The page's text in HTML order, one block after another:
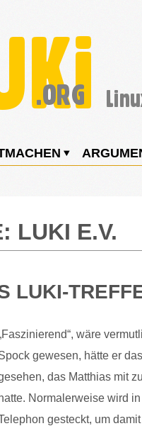
LUKI E.V.
LUKI-
wäre
gewesen, hätte er
das Matthias mit
hatte. Normalerweise wird
gesteckt, um